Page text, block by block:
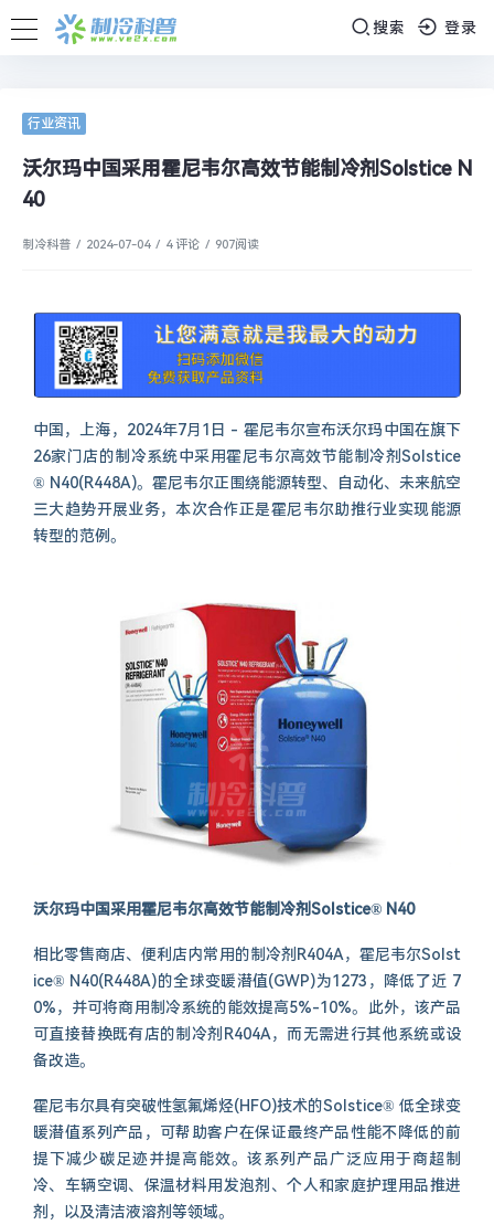
搜索 登录
行业资讯
沃尔玛中国采用霍尼韦尔高效节能制冷剂Solstice N
40
制冷科普 / 2024-07-04 / 4 评论 / 907阅读
中国，上海，2024年7月1日 - 霍尼韦尔宣布沃尔玛中国在旗下
26家门店的制冷系统中采用霍尼韦尔高效节能制冷剂Solstice
® N40(R448A)。霍尼韦尔正围绕能源转型、自动化、未来航空
三大趋势开展业务，本次合作正是霍尼韦尔助推行业实现能源
转型的范例。
沃尔玛中国采用霍尼韦尔高效节能制冷剂Solstice® N40
相比零售商店、便利店内常用的制冷剂R404A，霍尼韦尔Solst
ice® N40(R448A)的全球变暖潜值(GWP)为1273，降低了近 7
0%，并可将商用制冷系统的能效提高5%-10%。此外，该产品
可直接替换既有店的制冷剂R404A，而无需进行其他系统或设
备改造。
霍尼韦尔具有突破性氢氟烯烃(HFO)技术的Solstice® 低全球变
暖潜值系列产品，可帮助客户在保证最终产品性能不降低的前
提下减少碳足迹并提高能效。该系列产品广泛应用于商超制
冷、车辆空调、保温材料用发泡剂、个人和家庭护理用品推进
剂，以及清洁液溶剂等领域。